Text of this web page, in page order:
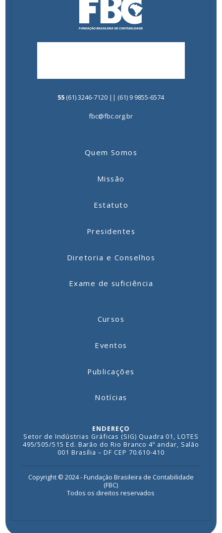
55 (61) 3246-7120 || (61) 9 9855-6574
fbc@fbc.org.br
Quem Somos
Missão
Estatuto
Presidentes
Diretoria e Conselhos
Exame de suficiência
Cursos
Eventos
Publicações
Notícias
ENDEREÇO
Setor de Indústrias Gráficas (SIG) Quadra 01, LOTES
495/505/515 Ed. Barão do Rio Branco 4º andar, Salão
001 Brasília – DF CEP 70.610-410
Copyright © 2024 - Fundação Brasileira de Contabilidade
(FBC)
Todos os direitos reservados